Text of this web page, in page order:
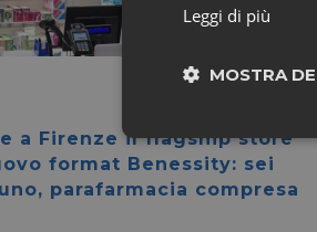
a Firenze il flagship store
format Benessity: sei
parafarmacia compresa
Leggi di più
MOSTRA